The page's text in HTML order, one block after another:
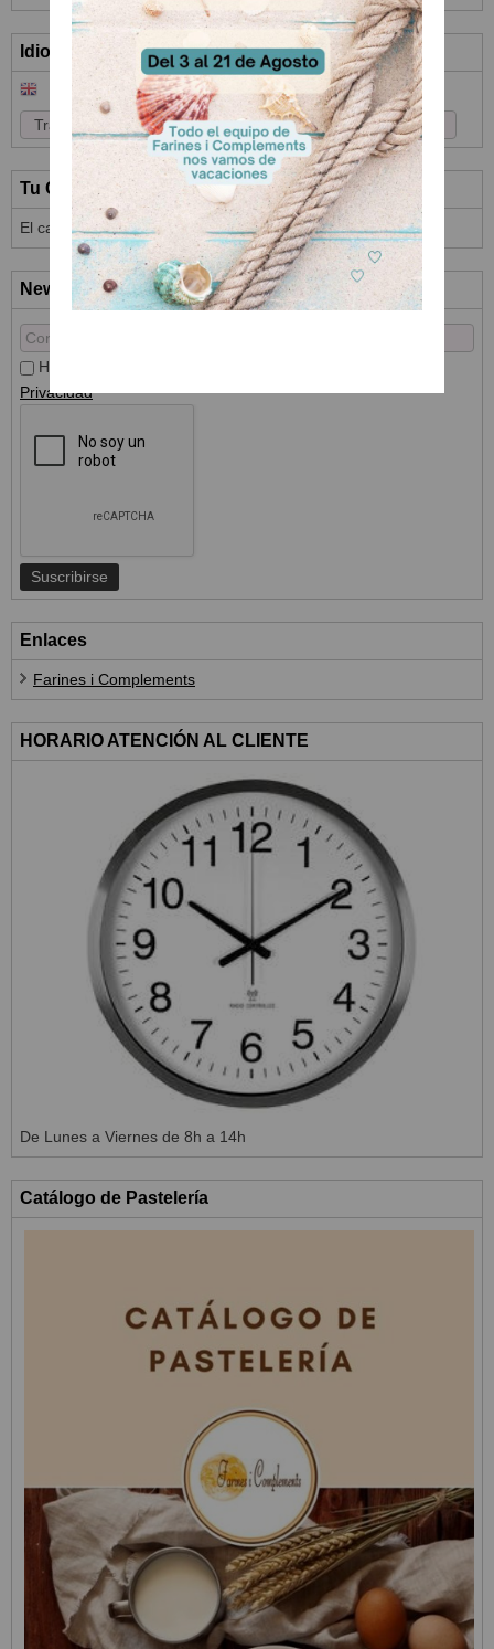
Idioma
Tu Carrito (0)
El carrito de la compra está vacío
Newsletter
He leído y acepto el
Privacidad
Enlaces
Farines i Complements
HORARIO ATENCIÓN AL CLIENTE
De Lunes a Viernes de 8h a 14h
Catálogo de Pastelería